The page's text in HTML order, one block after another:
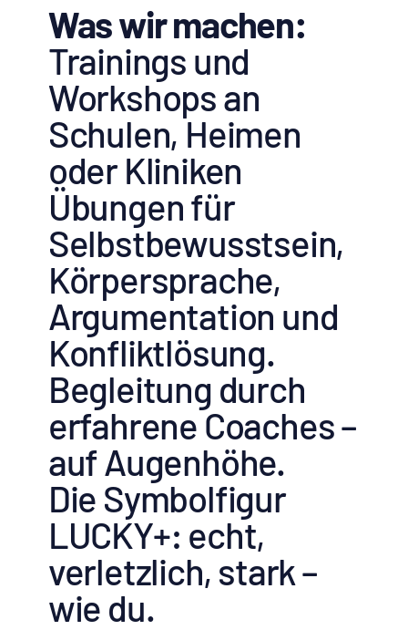
Was wir machen:
Trainings und
Workshops an
Schulen, Heimen
oder Kliniken
Übungen für
Selbstbewusstsein,
Körpersprache,
Argumentation und
Konfliktlösung.
Begleitung durch
erfahrene Coaches –
auf Augenhöhe.
Die Symbolfigur
LUCKY+: echt,
verletzlich, stark –
wie du.